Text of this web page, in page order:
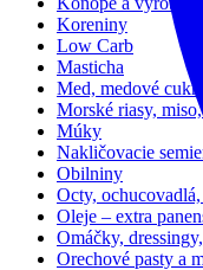
Koreniny
Low Carb
Masticha
Med, medové
Morské riasy, miso,
Múky
Nakličovacie
Obilniny
Octy, ochucovadlá,
Oleje – extra
Omáčky, dressingy,
Orechové pasty a